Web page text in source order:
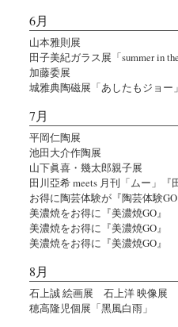
6月
山本雅則展
田子美紀ガラス展「summer in the
加藤委展
城雅典陶磁展「あしたもジョー」
7月
平岡仁陶展
池田大介作陶展
山下眞喜・幾太郎親子展
田川亞希 meets 月刊「ムー」『
お得に陶芸体験が『陶芸体験GO
美濃焼をお得に『美濃焼GO』
美濃焼をお得に『美濃焼GO』
美濃焼をお得に『美濃焼GO』
8月
石上誠 絵画展 石上洋 映像展
穂高隆児個展「黑風白雨」